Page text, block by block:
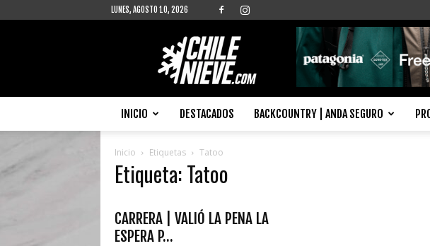
LUNES, AGOSTO 10, 2026
Chilenieve
INICIO DESTACADOS BACKCOUNTRY | ANDA SEGURO
Inicio Etiquetas Tatoo
Etiqueta: Tatoo
CARRERA | VALIÓ LA PENA LA
ESPERA P...